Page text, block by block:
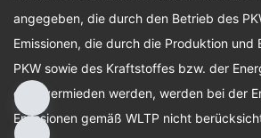
angegeben, die durch den Betrieb des
Emissionen, die durch die Produktion und
PKW sowie des Kraftstoffes bzw. der
oder vermieden werden, werden bei der
Emissionen gemäß WLTP nicht